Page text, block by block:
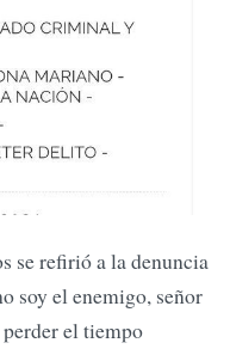
se refirió a la denuncia
soy el enemigo, señor
el tiempo